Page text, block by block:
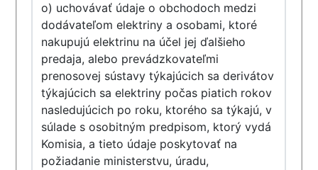
o) uchovávať údaje o obchodoch medzi
dodávateľom elektriny a osobami, ktoré
nakupujú elektrinu na účel jej ďalšieho
predaja, alebo prevádzkovateľmi
prenosovej sústavy týkajúcich sa derivátov
týkajúcich sa elektriny počas piatich rokov
nasledujúcich po roku, ktorého sa týkajú, v
súlade s osobitným predpisom, ktorý vydá
Komisia, a tieto údaje poskytovať na
požiadanie ministerstvu, úradu,